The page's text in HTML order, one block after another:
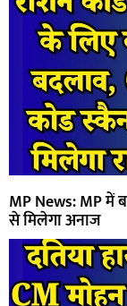
MP News: MP में
से मिलेगा अनाज